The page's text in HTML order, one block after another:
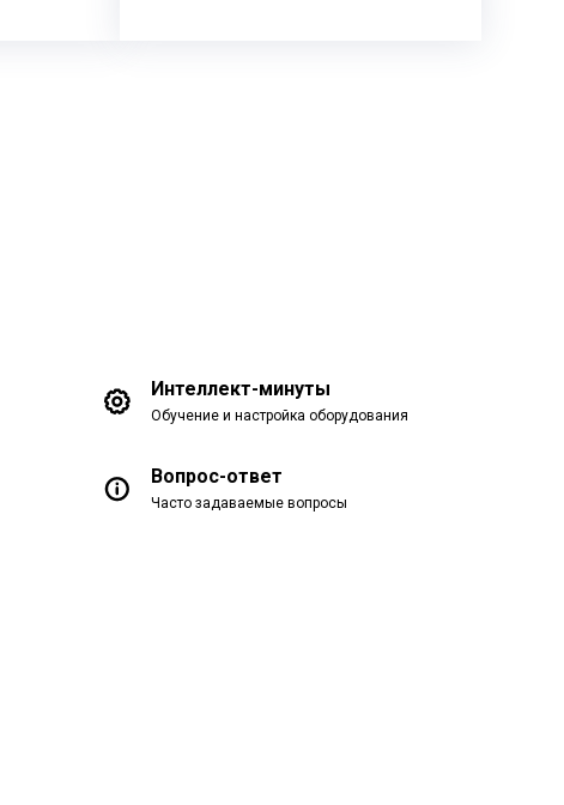
Интеллект-минуты
Обучение и настройка оборудования
Вопрос-ответ
Часто задаваемые вопросы